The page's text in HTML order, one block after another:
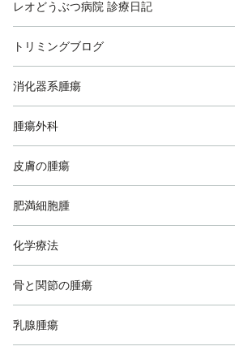
レオどうぶつ病院 診療日記
トリミングブログ
消化器系腫瘍
腫瘍外科
皮膚の腫瘍
肥満細胞腫
化学療法
骨と関節の腫瘍
乳腺腫瘍